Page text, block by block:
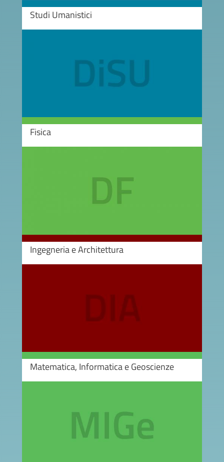
Studi Umanistici
Fisica
Ingegneria e Architettura
Matematica, Informatica e Geoscienze